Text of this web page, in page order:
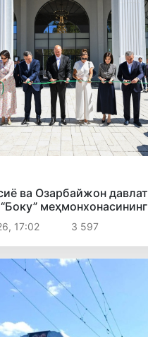
ва Озарбайжон давлат
меҳмонхонасининг
иштирок этдилар
17:02 3 597